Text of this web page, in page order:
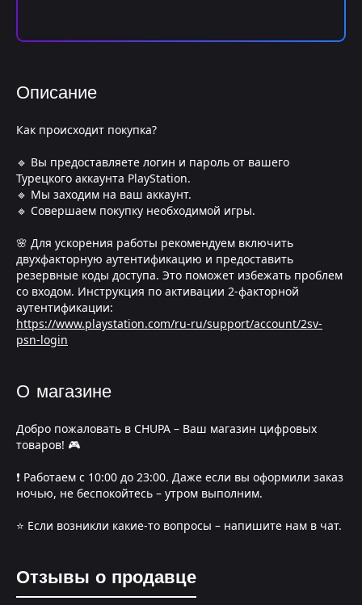
Описание
Как происходит покупка?
🔹 Вы предоставляете логин и пароль от вашего
Турецкого аккаунта PlayStation.
🔹 Мы заходим на ваш аккаунт.
🔹 Совершаем покупку необходимой игры.
🌸 Для ускорения работы рекомендуем включить
двухфакторную аутентификацию и предоставить
резервные коды доступа. Это поможет избежать проблем
со входом. Инструкция по активации 2-факторной
аутентификации:
https://www.playstation.com/ru-ru/support/account/2sv-
psn-login
О магазине
Добро пожаловать в CHUPA – Ваш магазин цифровых
товаров! 🎮
❗️ Работаем с 10:00 до 23:00. Даже если вы оформили заказ
ночью, не беспокойтесь – утром выполним.
⭐️ Если возникли какие-то вопросы – напишите нам в чат.
Отзывы о продавце